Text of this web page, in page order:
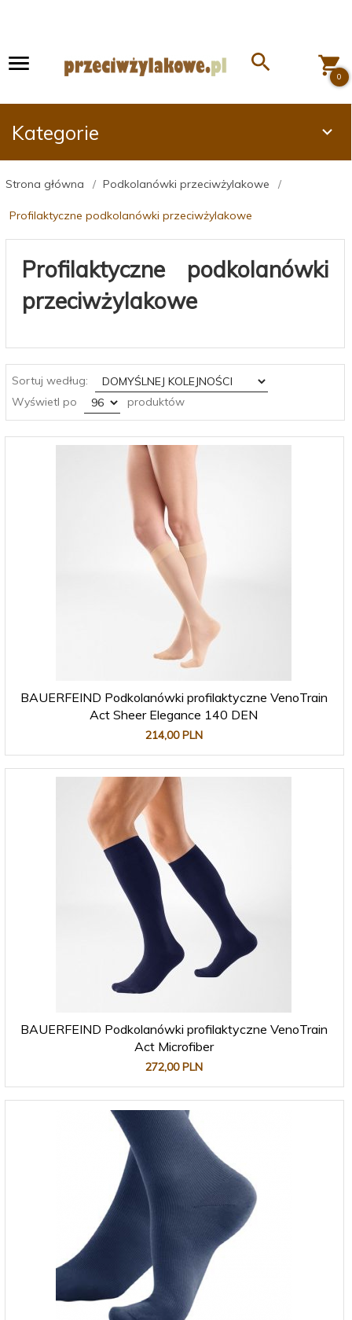
0
Kategorie
Strona główna Podkolanówki przeciwżylakowe
Profilaktyczne podkolanówki przeciwżylakowe
Profilaktyczne podkolanówki
przeciwżylakowe
Sortuj według:
sort
Wyświetl po
pop produktów
BAUERFEIND Podkolanówki profilaktyczne VenoTrain
Act Sheer Elegance 140 DEN
214,00 PLN
BAUERFEIND Podkolanówki profilaktyczne VenoTrain
Act Microfiber
272,00 PLN